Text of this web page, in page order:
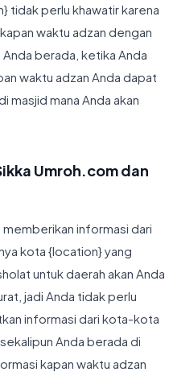
tidak perlu khawatir karena
waktu adzan dengan
berada, ketika Anda
waktu adzan Anda dapat
masjid mana Anda akan
Umroh.com dan
informasi dari
kota {location} yang
untuk daerah akan Anda
jadi Anda tidak perlu
informasi dari kota-kota
Anda berada di
kapan waktu adzan